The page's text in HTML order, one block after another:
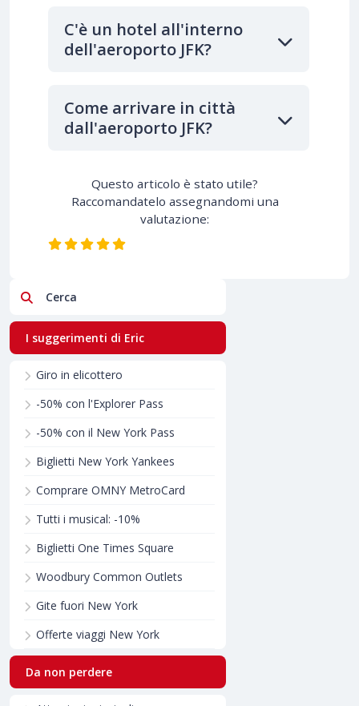
C'è un hotel all'interno
dell'aeroporto JFK?
Come arrivare in città
dall'aeroporto JFK?
Questo articolo è stato utile?
Raccomandatelo assegnandomi una
valutazione:
Cerca
I suggerimenti di Eric
Giro in elicottero
-50% con l'Explorer Pass
-50% con il New York Pass
Biglietti New York Yankees
Comprare OMNY MetroCard
Tutti i musical: -10%
Biglietti One Times Square
Woodbury Common Outlets
Gite fuori New York
Offerte viaggi New York
Da non perdere